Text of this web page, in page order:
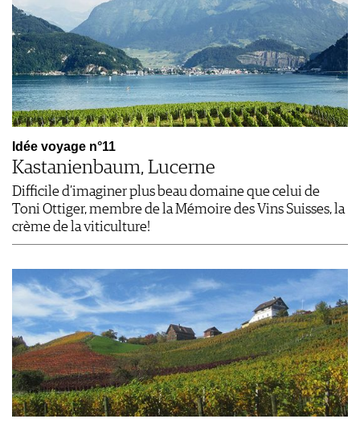
Idée voyage n°11
Kastanienbaum, Lucerne
Difficile d’imaginer plus beau domaine que celui de
Toni Ottiger, membre de la Mémoire des Vins Suisses, la
crème de la viticulture!